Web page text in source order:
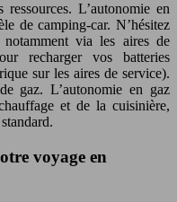
L’autonomie en
de camping-car. N’hésitez
via les aires de
recharger vos batteries
sur les aires de service).
gaz. L’autonomie en gaz
et de la cuisinière,
voyage en